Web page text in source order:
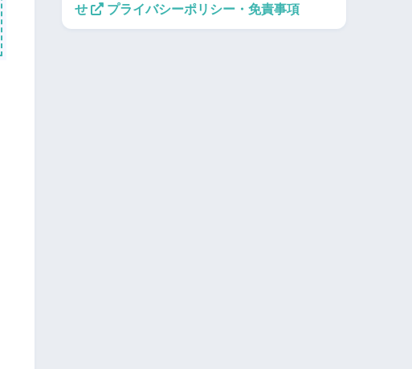
せ
プライバシーポリシー・免責事項